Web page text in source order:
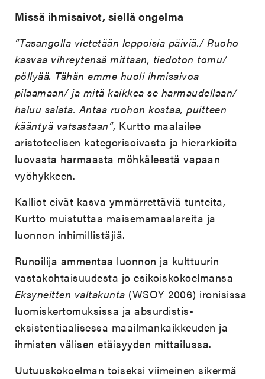
Missä ihmisaivot, siellä ongelma
”Tasangolla vietetään leppoisia päiviä./ Ruoho
kasvaa vihreytensä mittaan, tiedoton tomu/
pöllyää. Tähän emme huoli ihmisaivoa
pilaamaan/ ja mitä kaikkea se harmaudellaan/
haluu salata. Antaa ruohon kostaa, puitteen
kääntyä vatsastaan”, Kurtto maalailee
aristoteelisen kategorisoivasta ja hierarkioita
luovasta harmaasta möhkäleestä vapaan
vyöhykkeen.
Kalliot eivät kasva ymmärrettäviä tunteita,
Kurtto muistuttaa maisemamaalareita ja
luonnon inhimillistäjiä.
Runoilija ammentaa luonnon ja kulttuurin
vastakohtaisuudesta jo esikoiskokoelmansa
Eksyneitten valtakunta (WSOY 2006) ironisissa
luomiskertomuksissa ja absurdistis-
eksistentiaalisessa maailmankaikkeuden ja
ihmisten välisen etäisyyden mittailussa.
Uutuuskokoelman toiseksi viimeinen sikermä